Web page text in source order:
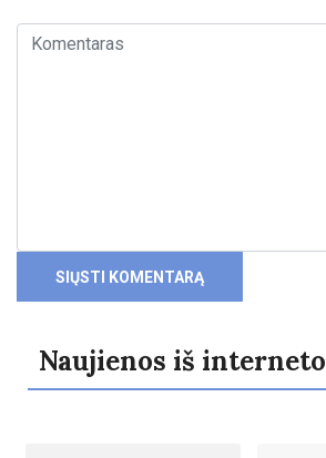
Naujienos iš interneto